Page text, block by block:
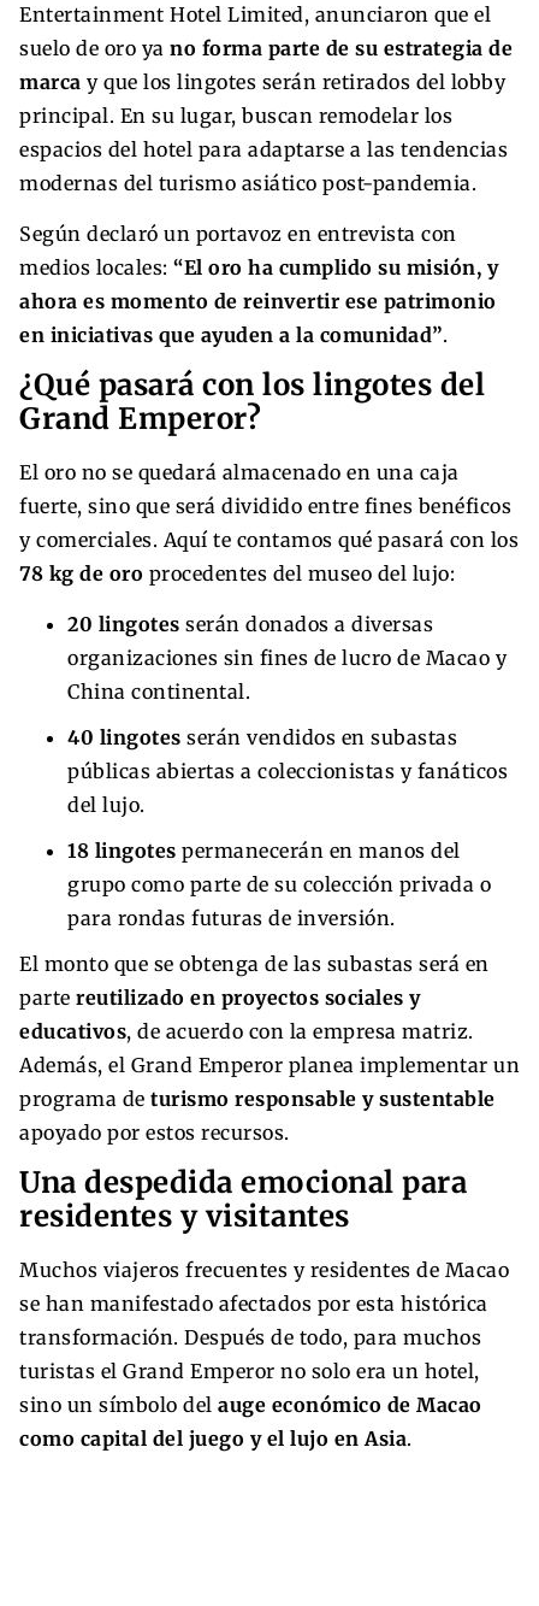
Entertainment Hotel Limited, anunciaron que el
suelo de oro ya no forma parte de su estrategia de
marca y que los lingotes serán retirados del lobby
principal. En su lugar, buscan remodelar los
espacios del hotel para adaptarse a las tendencias
modernas del turismo asiático post-pandemia.
Según declaró un portavoz en entrevista con
medios locales: “El oro ha cumplido su misión, y
ahora es momento de reinvertir ese patrimonio
en iniciativas que ayuden a la comunidad”.
¿Qué pasará con los lingotes del
Grand Emperor?
El oro no se quedará almacenado en una caja
fuerte, sino que será dividido entre fines benéficos
y comerciales. Aquí te contamos qué pasará con los
78 kg de oro procedentes del museo del lujo:
20 lingotes serán donados a diversas
organizaciones sin fines de lucro de Macao y
China continental.
40 lingotes serán vendidos en subastas
públicas abiertas a coleccionistas y fanáticos
del lujo.
18 lingotes permanecerán en manos del
grupo como parte de su colección privada o
para rondas futuras de inversión.
El monto que se obtenga de las subastas será en
parte reutilizado en proyectos sociales y
educativos, de acuerdo con la empresa matriz.
Además, el Grand Emperor planea implementar un
programa de turismo responsable y sustentable
apoyado por estos recursos.
Una despedida emocional para
residentes y visitantes
Muchos viajeros frecuentes y residentes de Macao
se han manifestado afectados por esta histórica
transformación. Después de todo, para muchos
turistas el Grand Emperor no solo era un hotel,
sino un símbolo del auge económico de Macao
como capital del juego y el lujo en Asia.